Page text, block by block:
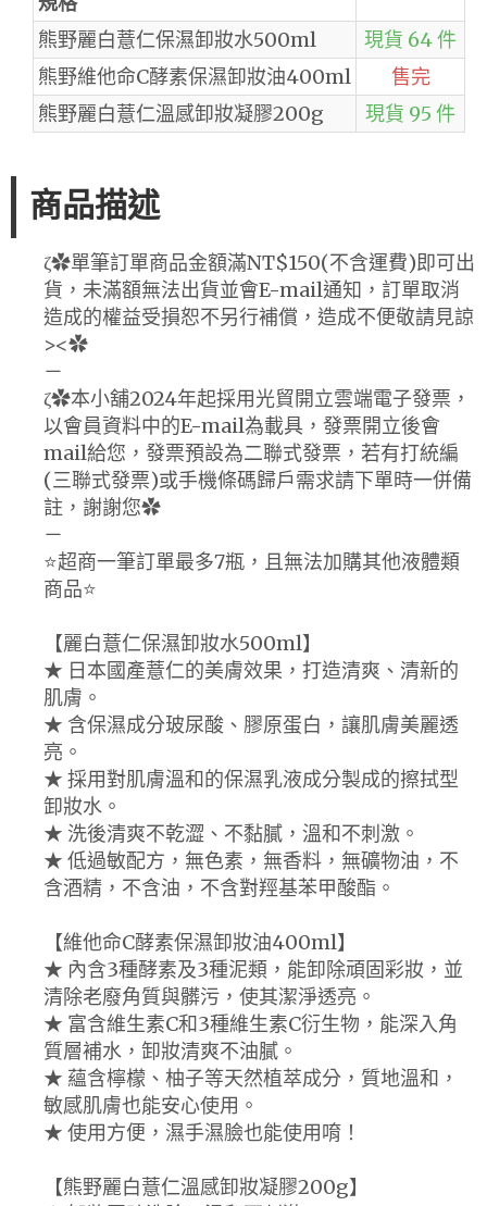
熊野麗白薏仁保濕卸妝水500ml
現貨 64 件
熊野維他命C酵素保濕卸妝油400ml
售完
熊野麗白薏仁溫感卸妝凝膠200g
現貨 95 件
商品描述
ζ✿單筆訂單商品金額滿NT$150(不含運費)即可出
貨，未滿額無法出貨並會E-mail通知，訂單取消
造成的權益受損恕不另行補償，造成不便敬請見諒
><✿
－
ζ✿本小舖2024年起採用光貿開立雲端電子發票，
以會員資料中的E-mail為載具，發票開立後會
mail給您，發票預設為二聯式發票，若有打統編
(三聯式發票)或手機條碼歸戶需求請下單時一併備
註，謝謝您✿
－
⭐️超商一筆訂單最多7瓶，且無法加購其他液體類
商品⭐️
【麗白薏仁保濕卸妝水500ml】
★ 日本國產薏仁的美膚效果，打造清爽、清新的
肌膚。
★ 含保濕成分玻尿酸、膠原蛋白，讓肌膚美麗透
亮。
★ 採用對肌膚溫和的保濕乳液成分製成的擦拭型
卸妝水。
★ 洗後清爽不乾澀、不黏膩，溫和不刺激。
★ 低過敏配方，無色素，無香料，無礦物油，不
含酒精，不含油，不含對羥基苯甲酸酯。
【維他命C酵素保濕卸妝油400ml】
★ 內含3種酵素及3種泥類，能卸除頑固彩妝，並
清除老廢角質與髒污，使其潔淨透亮。
★ 富含維生素C和3種維生素C衍生物，能深入角
質層補水，卸妝清爽不油膩。
★ 蘊含檸檬、柚子等天然植萃成分，質地溫和，
敏感肌膚也能安心使用。
★ 使用方便，濕手濕臉也能使用唷！
【熊野麗白薏仁溫感卸妝凝膠200g】